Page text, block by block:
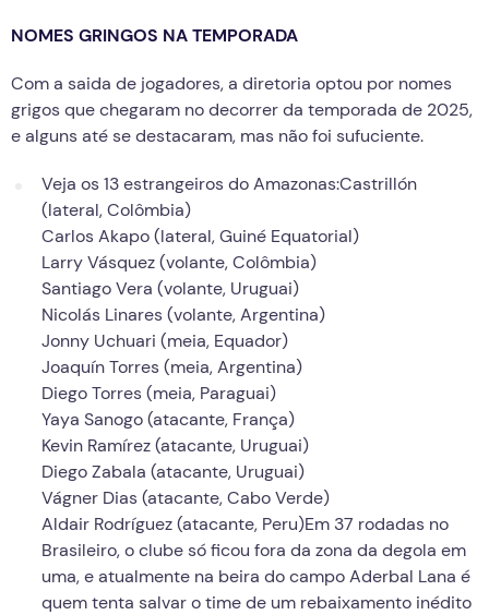
NOMES GRINGOS NA TEMPORADA
Com a saida de jogadores, a diretoria optou por nomes
grigos que chegaram no decorrer da temporada de 2025,
e alguns até se destacaram, mas não foi sufuciente.
Veja os 13 estrangeiros do Amazonas:Castrillón
(lateral, Colômbia)
Carlos Akapo (lateral, Guiné Equatorial)
Larry Vásquez (volante, Colômbia)
Santiago Vera (volante, Uruguai)
Nicolás Linares (volante, Argentina)
Jonny Uchuari (meia, Equador)
Joaquín Torres (meia, Argentina)
Diego Torres (meia, Paraguai)
Yaya Sanogo (atacante, França)
Kevin Ramírez (atacante, Uruguai)
Diego Zabala (atacante, Uruguai)
Vágner Dias (atacante, Cabo Verde)
Aldair Rodríguez (atacante, Peru)Em 37 rodadas no
Brasileiro, o clube só ficou fora da zona da degola em
uma, e atualmente na beira do campo Aderbal Lana é
quem tenta salvar o time de um rebaixamento inédito